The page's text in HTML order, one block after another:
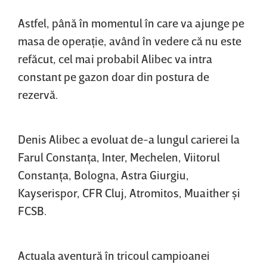
Astfel, până în momentul în care va ajunge pe
masa de operaţie, având în vedere că nu este
refăcut, cel mai probabil Alibec va intra
constant pe gazon doar din postura de
rezervă.
Denis Alibec a evoluat de-a lungul carierei la
Farul Constanţa, Inter, Mechelen, Viitorul
Constanţa, Bologna, Astra Giurgiu,
Kayserispor, CFR Cluj, Atromitos, Muaither şi
FCSB.
Actuala aventură în tricoul campioanei